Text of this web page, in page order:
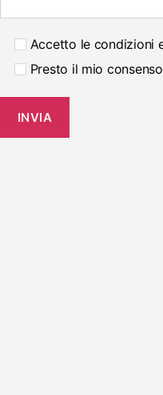
Accetto le condizioni
Presto il mio